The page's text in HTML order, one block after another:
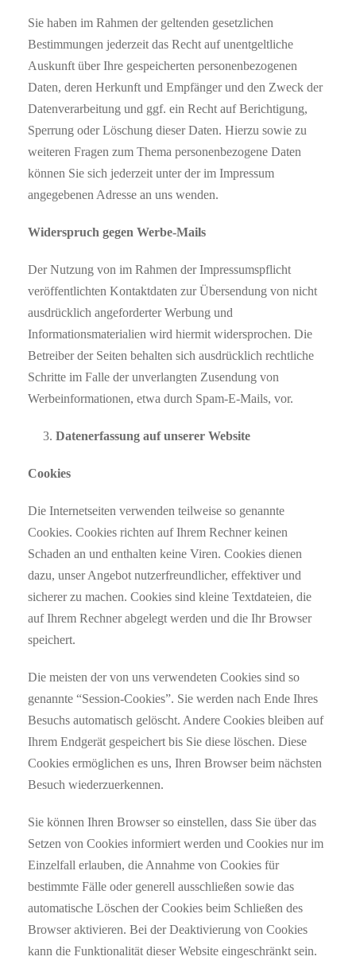
Sie haben im Rahmen der geltenden gesetzlichen
Bestimmungen jederzeit das Recht auf unentgeltliche
Auskunft über Ihre gespeicherten personenbezogenen
Daten, deren Herkunft und Empfänger und den Zweck der
Datenverarbeitung und ggf. ein Recht auf Berichtigung,
Sperrung oder Löschung dieser Daten. Hierzu sowie zu
weiteren Fragen zum Thema personenbezogene Daten
können Sie sich jederzeit unter der im Impressum
angegebenen Adresse an uns wenden.
Widerspruch gegen Werbe-Mails
Der Nutzung von im Rahmen der Impressumspflicht
veröffentlichten Kontaktdaten zur Übersendung von nicht
ausdrücklich angeforderter Werbung und
Informationsmaterialien wird hiermit widersprochen. Die
Betreiber der Seiten behalten sich ausdrücklich rechtliche
Schritte im Falle der unverlangten Zusendung von
Werbeinformationen, etwa durch Spam-E-Mails, vor.
Datenerfassung auf unserer Website
Cookies
Die Internetseiten verwenden teilweise so genannte
Cookies. Cookies richten auf Ihrem Rechner keinen
Schaden an und enthalten keine Viren. Cookies dienen
dazu, unser Angebot nutzerfreundlicher, effektiver und
sicherer zu machen. Cookies sind kleine Textdateien, die
auf Ihrem Rechner abgelegt werden und die Ihr Browser
speichert.
Die meisten der von uns verwendeten Cookies sind so
genannte “Session-Cookies”. Sie werden nach Ende Ihres
Besuchs automatisch gelöscht. Andere Cookies bleiben auf
Ihrem Endgerät gespeichert bis Sie diese löschen. Diese
Cookies ermöglichen es uns, Ihren Browser beim nächsten
Besuch wiederzuerkennen.
Sie können Ihren Browser so einstellen, dass Sie über das
Setzen von Cookies informiert werden und Cookies nur im
Einzelfall erlauben, die Annahme von Cookies für
bestimmte Fälle oder generell ausschließen sowie das
automatische Löschen der Cookies beim Schließen des
Browser aktivieren. Bei der Deaktivierung von Cookies
kann die Funktionalität dieser Website eingeschränkt sein.